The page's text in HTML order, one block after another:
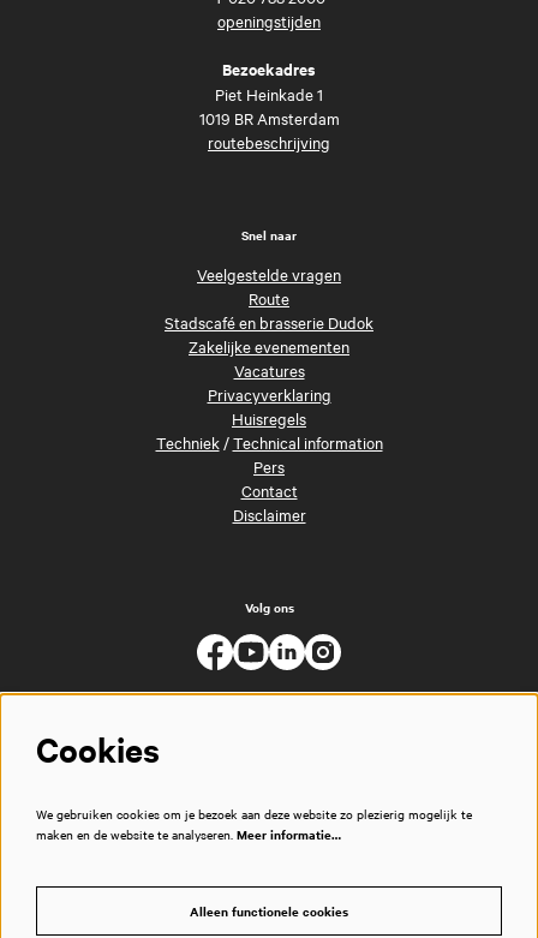
openingstijden
Bezoekadres
Piet Heinkade 1
1019 BR Amsterdam
routebeschrijving
Snel naar
Veelgestelde vragen
Route
Stadscafé en brasserie Dudok
Zakelijke evenementen
Vacatures
Privacyverklaring
Huisregels
Techniek/Technical information
Pers
Contact
Disclaimer
Volg ons
Cookies
We gebruiken cookies om je bezoek aan deze website zo plezierig mogelijk te
maken en de website te analyseren. Meer informatie…
Alleen functionele cookies